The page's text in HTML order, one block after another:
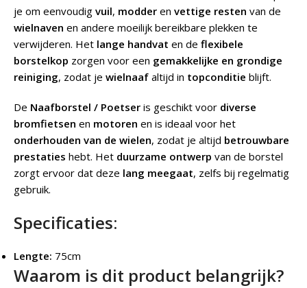
je om eenvoudig vuil, modder en vettige resten van de
wielnaven en andere moeilijk bereikbare plekken te
verwijderen. Het lange handvat en de flexibele
borstelkop zorgen voor een gemakkelijke en grondige
reiniging, zodat je wielnaaf altijd in topconditie blijft.
De Naafborstel / Poetser is geschikt voor diverse
bromfietsen en motoren en is ideaal voor het
onderhouden van de wielen, zodat je altijd betrouwbare
prestaties hebt. Het duurzame ontwerp van de borstel
zorgt ervoor dat deze lang meegaat, zelfs bij regelmatig
gebruik.
Specificaties:
Lengte: 75cm
Waarom is dit product belangrijk?